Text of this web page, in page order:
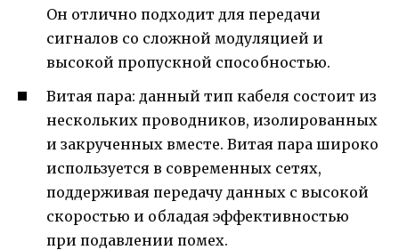
Он отлично подходит для передачи
сигналов со сложной модуляцией и
высокой пропускной способностью.
Витая пара: данный тип кабеля состоит из
нескольких проводников, изолированных
и закрученных вместе. Витая пара широко
используется в современных сетях,
поддерживая передачу данных с высокой
скоростью и обладая эффективностью
при подавлении помех.